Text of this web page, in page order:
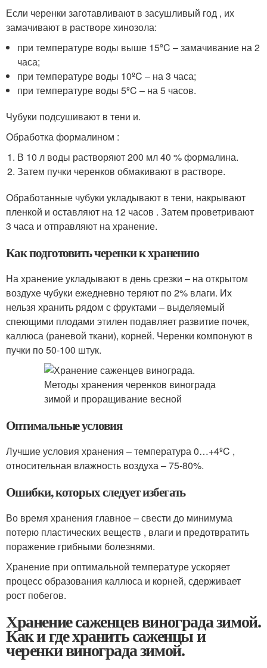
Если черенки заготавливают в засушливый год , их
замачивают в растворе хинозола:
при температуре воды выше 15ºC – замачивание на 2
часа;
при температуре воды 10ºC – на 3 часа;
при температуре воды 5ºC – на 5 часов.
Чубуки подсушивают в тени и.
Обработка формалином :
В 10 л воды растворяют 200 мл 40 % формалина.
Затем пучки черенков обмакивают в растворе.
Обработанные чубуки укладывают в тени, накрывают
пленкой и оставляют на 12 часов . Затем проветривают
3 часа и отправляют на хранение.
Как подготовить черенки к хранению
На хранение укладывают в день срезки – на открытом
воздухе чубуки ежедневно теряют по 2% влаги. Их
нельзя хранить рядом с фруктами – выделяемый
спеющими плодами этилен подавляет развитие почек,
каллюса (раневой ткани), корней. Черенки компонуют в
пучки по 50-100 штук.
Оптимальные условия
Лучшие условия хранения – температура 0…+4ºC ,
относительная влажность воздуха – 75-80%.
Ошибки, которых следует избегать
Во время хранения главное – свести до минимума
потерю пластических веществ , влаги и предотвратить
поражение грибными болезнями.
Хранение при оптимальной температуре ускоряет
процесс образования каллюса и корней, сдерживает
рост побегов.
Хранение саженцев винограда зимой.
Как и где хранить саженцы и
черенки винограда зимой.